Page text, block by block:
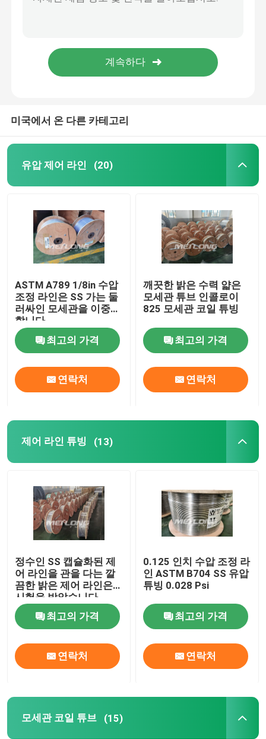
모세관 코일 튜브
녹슬지 않는 강철 소용돌이 배선
캡슐화된 케이블을 관을 달기
SS 유압 튜브
모세관 라인
니켈 합금 배관
지열 배관
미국에서 온 다른 카테고리
유압 제어 라인 (20)
ASTM A789 1/8in 수압
조정 라인은 SS 가는 둘
러싸인 모세관을 이중화
합니다
최고의 가격
연락처
깨끗한 밝은 수력 얇은
모세관 튜브 인콜로이
825 모세관 코일 튜빙
최고의 가격
연락처
제어 라인 튜빙 (13)
정수인 SS 캡슐화된 제
어 라인을 관을 다는 깔
끔한 밝은 제어 라인은
시험을 받았습니다
최고의 가격
연락처
0.125 인치 수압 조정 라
인 ASTM B704 SS 유압
튜빙 0.028 Psi
최고의 가격
연락처
모세관 코일 튜브 (15)